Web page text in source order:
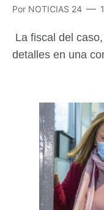
Por NOTICIAS 24
La fiscal del
detalles en una